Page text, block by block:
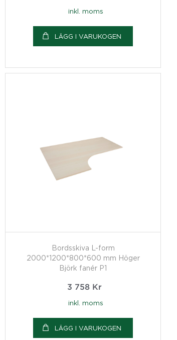
inkl. moms
LÄGG I VARUKOGEN
Bordsskiva L-form
2000*1200*800*600 mm Höger
Björk fanér P1
3 758 Kr
inkl. moms
LÄGG I VARUKOGEN